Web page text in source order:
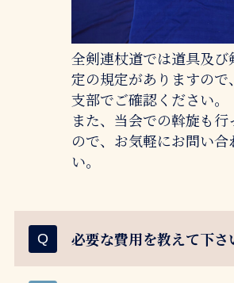
全剣連杖道では道具及び
定の規定がありますので
支部でご確認ください。
また、当会での斡旋も
ので、お気軽にお問い合
い。
必要な費用を教えて下さ